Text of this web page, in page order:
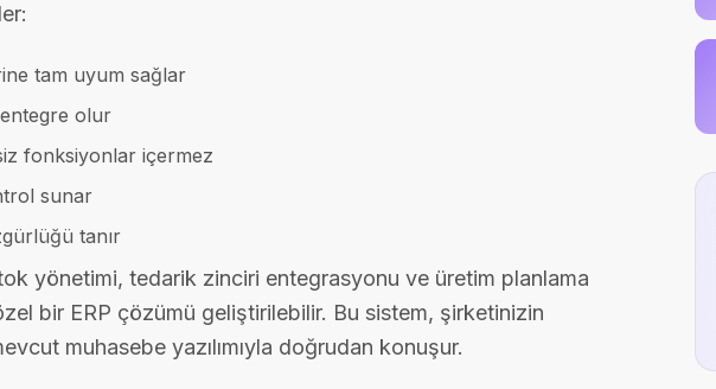
tam uyum sağlar
olur
fonksiyonlar içermez
sunar
tanır
yönetimi, tedarik zinciri entegrasyonu ve üretim planlama
bir ERP çözümü geliştirilebilir. Bu sistem, şirketinizin
muhasebe yazılımıyla doğrudan konuşur.